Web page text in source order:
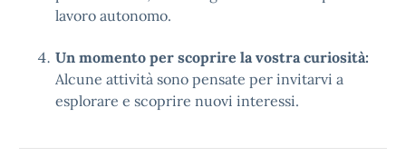
lavoro autonomo.
Un momento per scoprire la vostra curiosità:
Alcune attività sono pensate per invitarvi a
esplorare e scoprire nuovi interessi.